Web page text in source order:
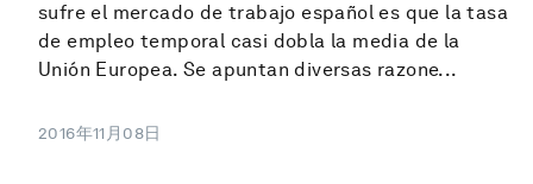
sufre el mercado de trabajo español es que la tasa
de empleo temporal casi dobla la media de la
Unión Europea. Se apuntan diversas razone...
2016年11月08日